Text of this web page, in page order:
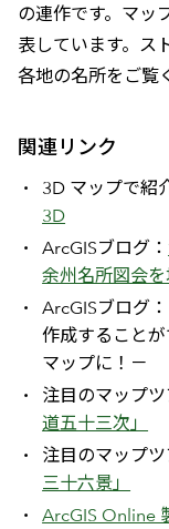
の連作です。マッ
表しています。ス
各地の名所をご覧
関連リンク
3D マップで紹
3D
ArcGISブログ：
余州名所図会を
ArcGISブログ
作成すること
マップに！－
注目のマップツ
道五十三次」
注目のマップツ
三十六景」
ArcGIS Online